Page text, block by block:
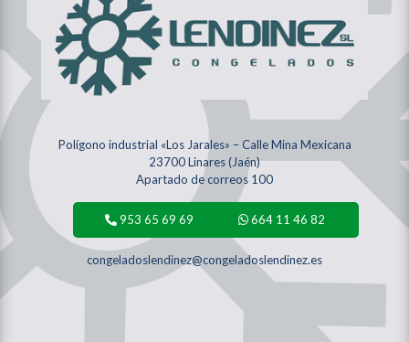
Polígono industrial «Los Jarales» – Calle Mina Mexicana
23700 Linares (Jaén)
Apartado de correos 100
953 65 69 69 664 11 46 82
congeladoslendinez@congeladoslendinez.es